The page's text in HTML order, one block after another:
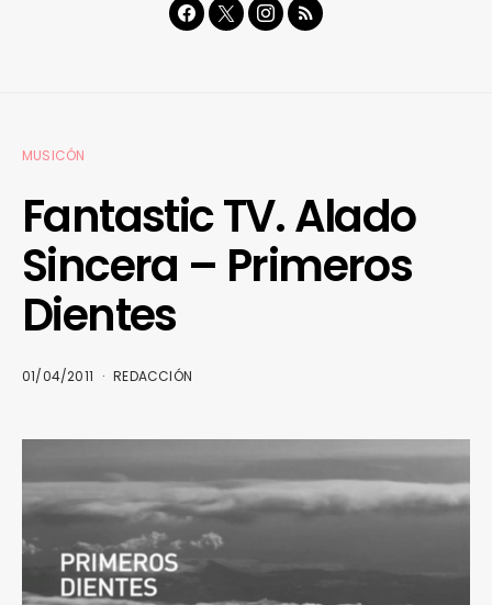
MUSICÓN
Fantastic TV. Alado
Sincera – Primeros
Dientes
01/04/2011 REDACCIÓN